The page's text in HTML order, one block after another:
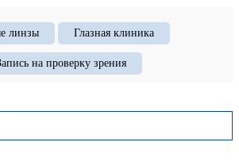
линзы Глазная клиника
на проверку зрения